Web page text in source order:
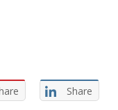
Share